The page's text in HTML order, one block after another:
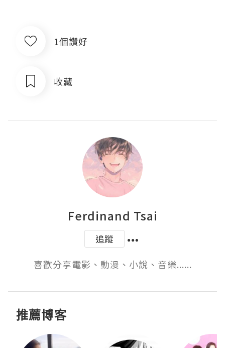
1個讚好
收藏
Ferdinand Tsai
追蹤
喜歡分享電影、動漫、小說、音樂......
推薦博客